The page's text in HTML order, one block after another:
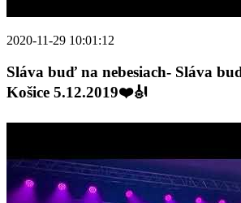
2020-11-29 10:01:12
Sláva buď na nebesiach- Sláva
Košice 5.12.2019❤️🎻